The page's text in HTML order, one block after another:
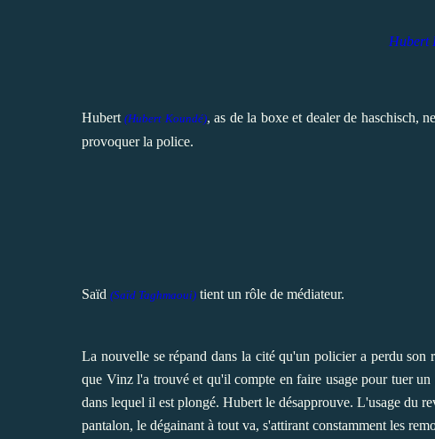
Hubert
Hubert(Hubert Koundé), as de la boxe et dealer de haschisch,
provoquer la police.
Saïd (Saïd Taghmaoui) tient un rôle de médiateur.
La nouvelle se répand dans la cité qu'un policier a perdu
que Vinz l'a trouvé et qu'il compte en faire usage pour tuer
dans lequel il est plongé. Hubert le désapprouve. L'usage du
pantalon, le dégainant à tout va, s'attirant constamment les